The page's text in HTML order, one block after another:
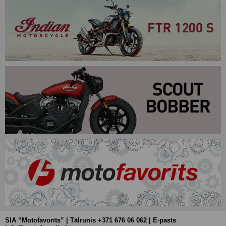
SIA “Motofavorīts” | Tālrunis +371 676 06 062 | E-pasts